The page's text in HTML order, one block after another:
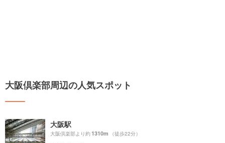
大阪倶楽部周辺の人気スポット
大阪駅
大阪倶楽部より約1310m （徒歩22分）